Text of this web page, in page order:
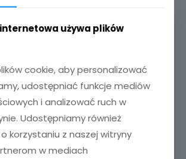
Dodaj do koszyka
używa plików
cookie, aby personalizować
udostępniać funkcje mediów
i analizować ruch w
Udostępniamy również
korzystaniu z naszej witryny
w mediach